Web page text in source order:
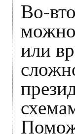
Во-
можно
или